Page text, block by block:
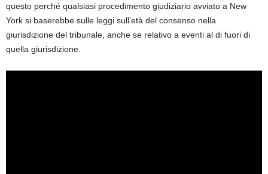
questo perché qualsiasi procedimento giudiziario avviato a New
York si baserebbe sulle leggi sull’età del consenso nella
giurisdizione del tribunale, anche se relativo a eventi al di fuori di
quella giurisdizione.